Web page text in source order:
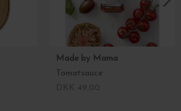
Made by Mama
Tomatsauce